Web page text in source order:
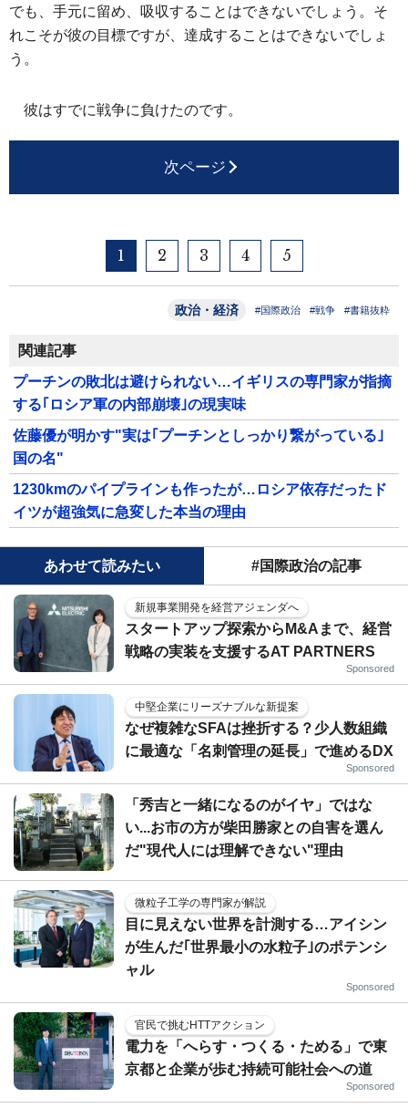
でも、手元に留め、吸収することはできないでしょう。そ
れこそが彼の目標ですが、達成することはできないでしょ
う。
彼はすでに戦争に負けたのです。
次ページ
1 2 3 4 5
政治・経済 #国際政治 #戦争 #書籍抜粋
関連記事
プーチンの敗北は避けられない…イギリスの専門家が指摘
する｢ロシア軍の内部崩壊｣の現実味
佐藤優が明かす"実は｢プーチンとしっかり繋がっている｣
国の名"
1230kmのパイプラインも作ったが…ロシア依存だったド
イツが超強気に急変した本当の理由
あわせて読みたい #国際政治の記事
新規事業開発を経営アジェンダへ
スタートアップ探索からM&Aまで、経営
戦略の実装を支援するAT PARTNERS
Sponsored
中堅企業にリーズナブルな新提案
なぜ複雑なSFAは挫折する？少人数組織
に最適な「名刺管理の延長」で進めるDX
Sponsored
「秀吉と一緒になるのがイヤ」ではな
い...お市の方が柴田勝家との自害を選ん
だ"現代人には理解できない"理由
微粒子工学の専門家が解説
目に見えない世界を計測する…アイシン
が生んだ｢世界最小の水粒子｣のポテンシ
ャル
Sponsored
官民で挑むHTTアクション
電力を「へらす・つくる・ためる」で東
京都と企業が歩む持続可能社会への道
Sponsored